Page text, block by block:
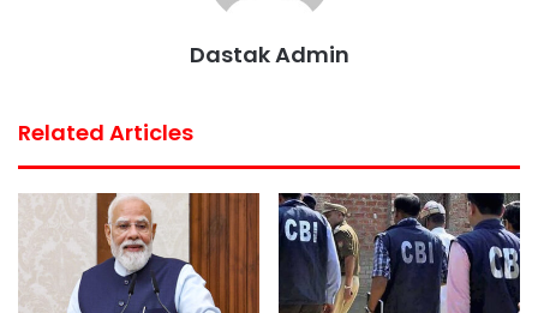
Dastak Admin
Related Articles